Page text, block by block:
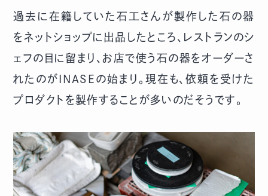
過去に在籍していた石工さんが製作した石の器
をネットショップに出品したところ、レストランのシ
ェフの目に留まり、お店で使う石の器をオーダーさ
れたのがINASEの始まり。現在も、依頼を受けた
プロダクトを製作することが多いのだそうです。